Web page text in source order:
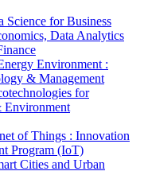
for Business
Data Analytics
Environment :
& Management
for
Environment
of Things : Innovation
Program (IoT)
Cities and Urban